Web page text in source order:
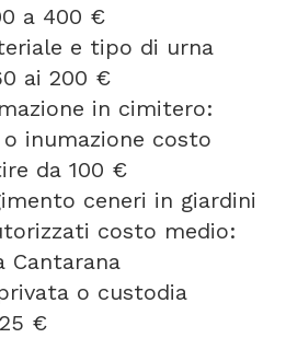
a 400 €
e tipo di urna
ai 200 €
in cimitero:
inumazione costo
da 100 €
ceneri in giardini
costo medio:
Cantarana
o custodia
€